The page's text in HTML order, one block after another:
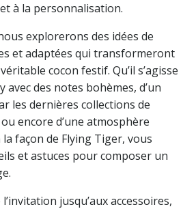
à la personnalisation.
explorerons des idées de
et adaptées qui transformeront
cocon festif. Qu’il s’agisse
avec des notes bohèmes, d’un
les dernières collections de
encore d’une atmosphère
façon de Flying Tiger, vous
et astuces pour composer un
jusqu’aux accessoires,